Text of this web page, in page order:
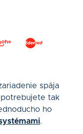
spája
tak
ho
.